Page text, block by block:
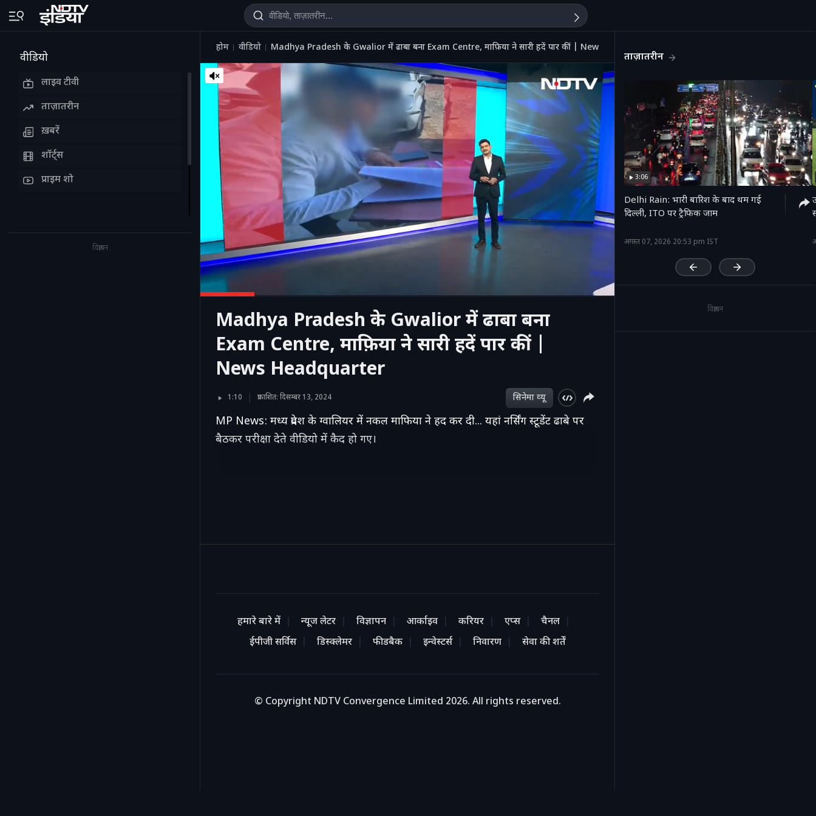
वीडियो
लाइव टीवी
ताज़ातरीन
ख़बरें
शॉर्ट्स
प्राइम शो
विज्ञापन
होम वीडियो Madhya Pradesh के Gwalior में ढाबा बना Exam Centre, माफ़िया ने सारी हदें पार कीं | News Headquarter
'
Madhya Pradesh के Gwalior में ढाबा बना
Exam Centre, माफ़िया ने सारी हदें पार कीं |
News Headquarter
1:10 प्रकाशित: दिसम्बर 13, 2024 सिनेमा व्‍यू
MP News: मध्य प्रदेश के ग्वालियर में नकल माफिया ने हद कर दी... यहां नर्सिंग स्टूडेंट ढाबे पर
बैठकर परीक्षा देते वीडियो में कैद हो गए।
हमारे बारे में न्यूज लेटर विज्ञापन आर्काइव करियर एप्स
चैनल
ईपीजी सर्विस
डिस्क्लेमर फीडबैक इन्वेस्टर्स निवारण सेवा की शर्तें
© Copyright NDTV Convergence Limited 2026. All rights reserved.
ताज़ातरीन
3:06
Delhi Rain: भारी बारिश के बाद थम गई
दिल्ली, ITO पर ट्रैफिक जाम
अगस्त 07, 2026 20:53 pm IST
विज्ञापन